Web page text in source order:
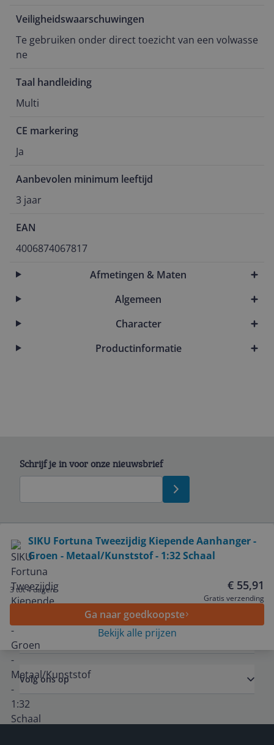
Veiligheidswaarschuwingen
Te gebruiken onder direct toezicht van een volwasse
ne
Taal handleiding
Multi
CE markering
Ja
Aanbevolen minimum leeftijd
3 jaar
EAN
4006874067817
Afmetingen & Maten
Algemeen
Character
Productinformatie
SIKU Fortuna Tweezijdig Kiepende Aanhanger -
Groen - Metaal/Kunststof - 1:32 Schaal
3 tot 4 dagen € 55,91
Gratis verzending
Ga naar goedkoopste
Bekijk alle prijzen
Schrijf je in voor onze nieuwsbrief
Service
Algemeen
Volg ons op